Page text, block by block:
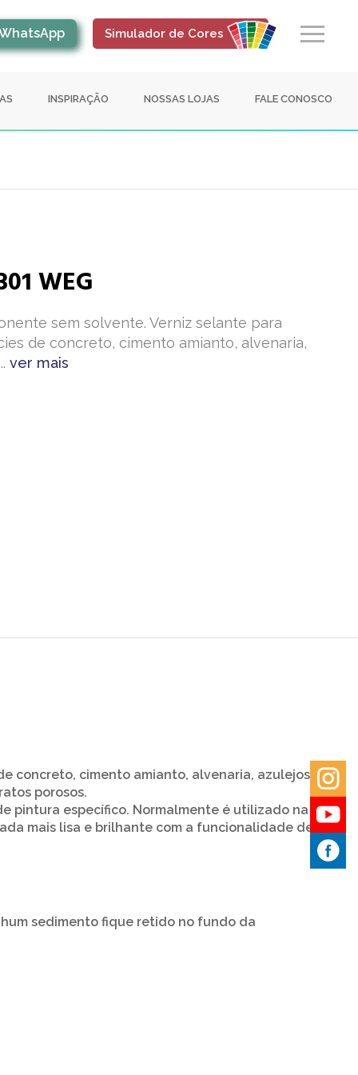
Simulador de Cores
INSPIRAÇÃO NOSSAS LOJAS FALE CONOSCO
WEG
sem solvente. Verniz selante para
de concreto, cimento amianto, alvenaria,
ver mais
concreto, cimento amianto, alvenaria, azulejos e
porosos.
pintura específico. Normalmente é utilizado na
mais lisa e brilhante com a funcionalidade de
sedimento fique retido no fundo da